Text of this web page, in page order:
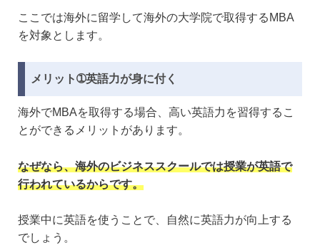
ここでは海外に留学して海外の大学院で取得するMBA
を対象とします。
メリット➀英語力が身に付く
海外でMBAを取得する場合、高い英語力を習得するこ
とができるメリットがあります。
なぜなら、海外のビジネススクールでは授業が英語で
行われているからです。
授業中に英語を使うことで、自然に英語力が向上する
でしょう。